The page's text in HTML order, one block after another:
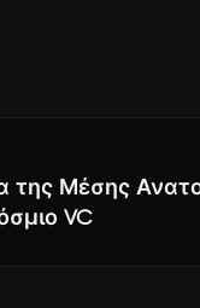
της Μέσης
VC